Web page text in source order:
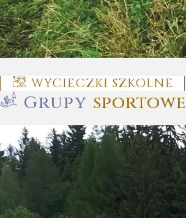
WYCIECZKI SZKOLNE
Grupy sportowe